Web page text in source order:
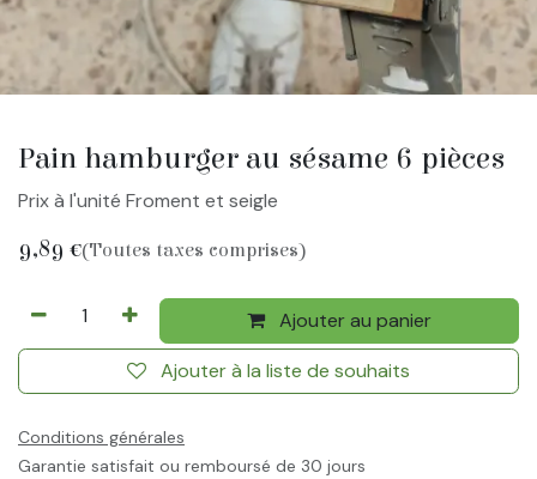
Pain hamburger au sésame 6 pièces
Prix à l'unité Froment et seigle
9,89 €(Toutes taxes comprises)
Ajouter au panier
Ajouter à la liste de souhaits
Conditions générales
Garantie satisfait ou remboursé de 30 jours